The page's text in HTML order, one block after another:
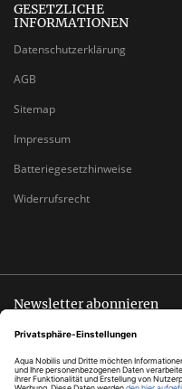
GESETZLICHE
INFORMATIONEN
Datenschutzerklärung
AGB
Sitemap
Impressum
Batteriegesetzhinweise
Widerrufsrecht
Newsletter abonnieren
EMAIL-
ADRESSE